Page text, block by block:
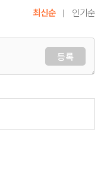
최신순 인기순
등록